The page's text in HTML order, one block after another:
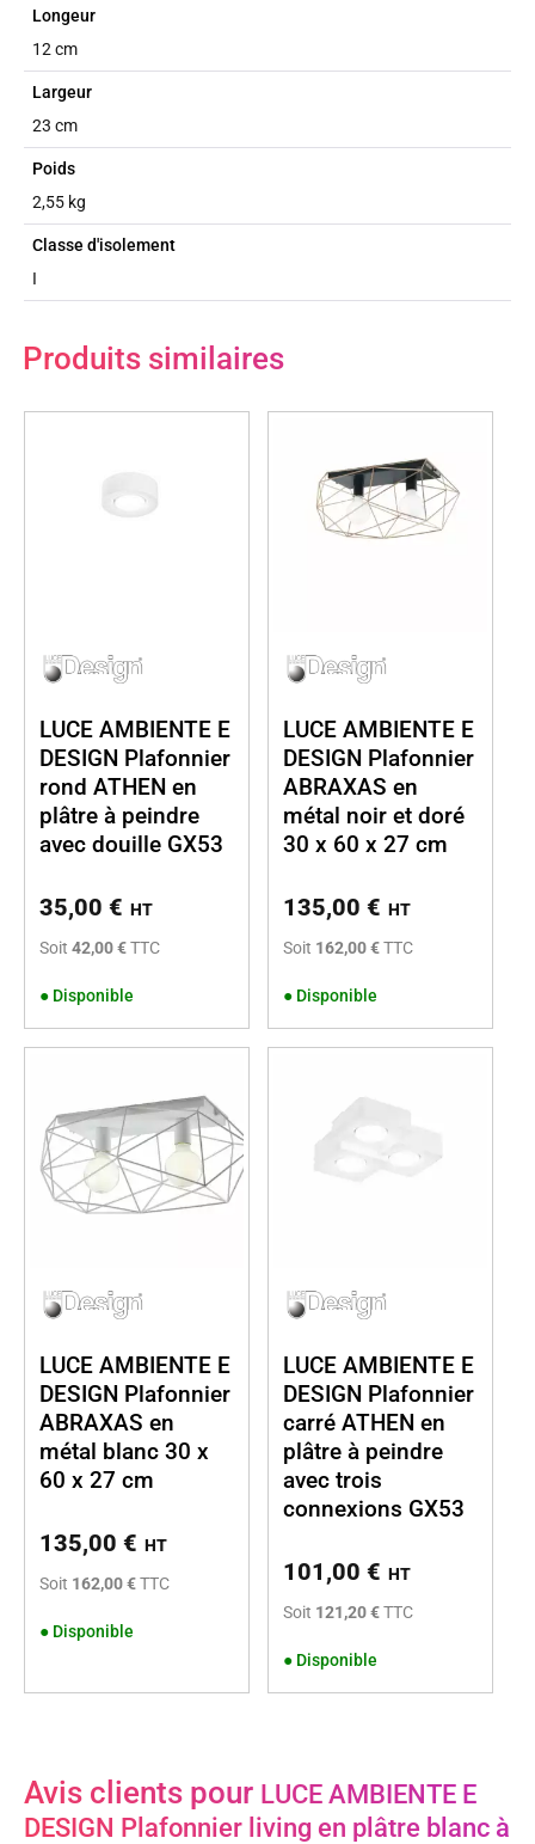
Longeur
12 cm
Largeur
23 cm
Poids
2,55 kg
Classe d'isolement
I
Produits similaires
LUCE AMBIENTE E
DESIGN Plafonnier
rond ATHEN en
plâtre à peindre
avec douille GX53
35,00 € HT
Soit 42,00 €TTC
● Disponible
LUCE AMBIENTE E
DESIGN Plafonnier
ABRAXAS en
métal noir et doré
30 x 60 x 27 cm
135,00 € HT
Soit 162,00 €TTC
● Disponible
LUCE AMBIENTE E
DESIGN Plafonnier
ABRAXAS en
métal blanc 30 x
60 x 27 cm
135,00 € HT
Soit 162,00 €TTC
● Disponible
LUCE AMBIENTE E
DESIGN Plafonnier
carré ATHEN en
plâtre à peindre
avec trois
connexions GX53
101,00 € HT
Soit 121,20 €TTC
● Disponible
Avis clients pour LUCE AMBIENTE E
DESIGN Plafonnier living en plâtre blanc à